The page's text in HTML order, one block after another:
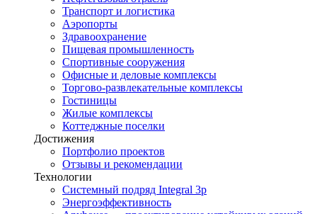
Транспорт и логистика
Аэропорты
Здравоохранение
Пищевая промышленность
Спортивные сооружения
Офисные и деловые комплексы
Торгово-развлекательные комплексы
Гостиницы
Жилые комплексы
Коттеджные поселки
Достижения
Портфолио проектов
Отзывы и рекомендации
Технологии
Системный подряд Integral 3p
Энергоэффективность